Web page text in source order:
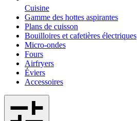
Cuisine
Gamme des hottes aspirantes
Plans de cuisson
Bouilloires et cafetières électriques
Micro-ondes
Fours
Airfryers
Éviers
Accessoires